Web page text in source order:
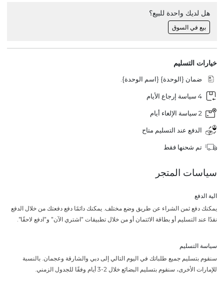
هل لديك واحدة للبيع؟
بيع في السوق
خيارات التسليم
ضمان {الوحدة} {اسم الوحدة}.
4 سياسة إرجاع الأيام
2 سياسة الإلغاء أيام
الدفع عند التسليم متاح
تم شحنها فقط
سياسات المتجر
الية الدفع
يمكنك دفع ثمن الشراء عن طريق وضع مختلف. يمكنك دائمًا دفع دفعتك من خلال الدفع
نقدًا عند التسليم أو بطاقة الائتمان أو من خلال تطبيقات "اشتري الآن" و"ادفع لاحقًا".
سياسة التسليم
سنقوم بتسليم جميع طلباتك في اليوم التالي إلى دبي والشارقة وعجمان. بالنسبة
للإمارات الأخرى، سنقوم بتسليم البضائع خلال 2-3 أيام وفقًا للجدول الزمني.